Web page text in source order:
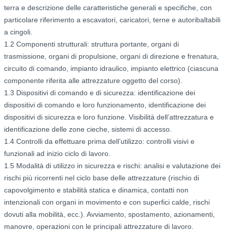
terra e descrizione delle caratteristiche generali e specifiche, con
particolare riferimento a escavatori, caricatori, terne e autoribaltabili
a cingoli.
1.2 Componenti strutturali: struttura portante, organi di
trasmissione, organi di propulsione, organi di direzione e frenatura,
circuito di comando, impianto idraulico, impianto elettrico (ciascuna
componente riferita alle attrezzature oggetto del corso).
1.3 Dispositivi di comando e di sicurezza: identificazione dei
dispositivi di comando e loro funzionamento, identificazione dei
dispositivi di sicurezza e loro funzione. Visibilità dell’attrezzatura e
identificazione delle zone cieche, sistemi di accesso.
1.4 Controlli da effettuare prima dell’utilizzo: controlli visivi e
funzionali ad inizio ciclo di lavoro.
1.5 Modalità di utilizzo in sicurezza e rischi: analisi e valutazione dei
rischi più ricorrenti nel ciclo base delle attrezzature (rischio di
capovolgimento e stabilità statica e dinamica, contatti non
intenzionali con organi in movimento e con superfici calde, rischi
dovuti alla mobilità, ecc.). Avviamento, spostamento, azionamenti,
manovre, operazioni con le principali attrezzature di lavoro.